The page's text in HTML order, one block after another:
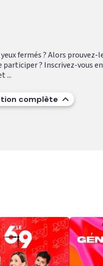
fermés ? Alors prouvez-
participer ? Inscrivez-vous
...
complète